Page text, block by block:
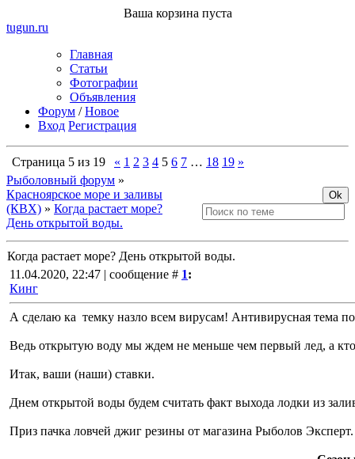
Ваша корзина пуста
tugun.ru
Главная
Статьи
Фотографии
Объявления
Форум /Новое
Вход Регистрация
Страница 5 из 19 « 1 2 3 4 5 6 7 … 18 19 »
Рыболовный форум »
Красноярское море и заливы
(КВХ) » Когда растает море?
День открытой воды.
Когда растает море? День открытой воды.
11.04.2020, 22:47 | сообщение # 1:
Кинг
А сделаю ка темку назло всем вирусам! Антивирусная тема
Ведь открытую воду мы ждем не меньше чем первый лед, а
Итак, ваши (наши) ставки.
Днем открытой воды будем считать факт выхода лодки из
Приз пачка ловчей джиг резины от магазина Рыболов Эксперт.